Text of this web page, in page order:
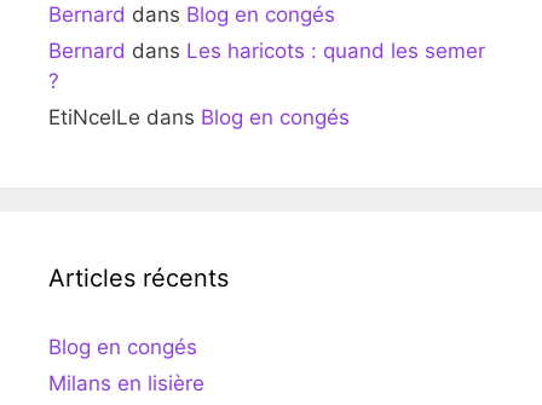
Bernard dans Blog en congés
Bernard dans Les haricots : quand les semer
?
EtiNcelLe dans Blog en congés
Articles récents
Blog en congés
Milans en lisière